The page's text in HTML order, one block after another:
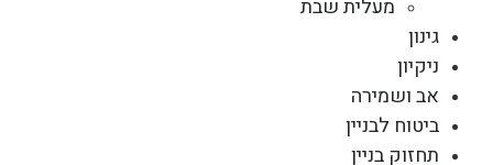
מעלית שבת
גינון
ניקיון
אב ושמירה
ביטוח לבניין
תחזוק בניין